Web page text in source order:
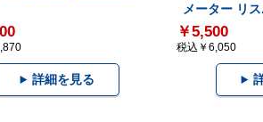
詳細を見る
メーター リ
￥5,500
税込￥6,050